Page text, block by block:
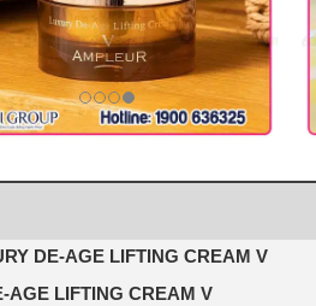
DE-AGE LIFTING CREAM V
LIFTING CREAM V